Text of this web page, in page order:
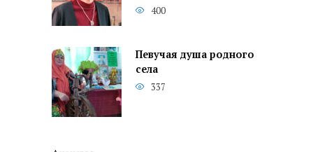
400
Певучая душа родного
села
337